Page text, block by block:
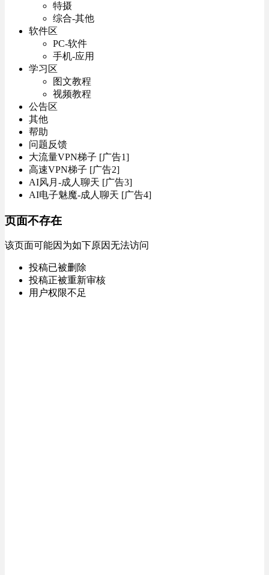
特摄
综合-其他
软件区
PC-软件
手机-应用
学习区
图文教程
视频教程
公告区
其他
帮助
问题反馈
大流量VPN梯子 [广告1]
高速VPN梯子 [广告2]
AI风月-成人聊天 [广告3]
AI电子魅魔-成人聊天 [广告4]
页面不存在
该页面可能因为如下原因无法访问
投稿已被删除
投稿正被重新审核
用户权限不足